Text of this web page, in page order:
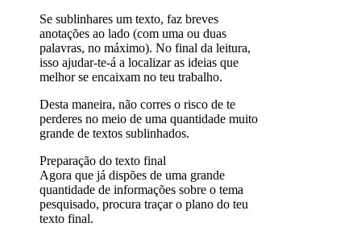
Se sublinhares um texto, faz breves
anotações ao lado (com uma ou duas
palavras, no máximo). No final da leitura,
isso ajudar-te-á a localizar as ideias que
melhor se encaixam no teu trabalho.
Desta maneira, não corres o risco de te
perderes no meio de uma quantidade muito
grande de textos sublinhados.
Preparação do texto final
Agora que já dispões de uma grande
quantidade de informações sobre o tema
pesquisado, procura traçar o plano do teu
texto final.